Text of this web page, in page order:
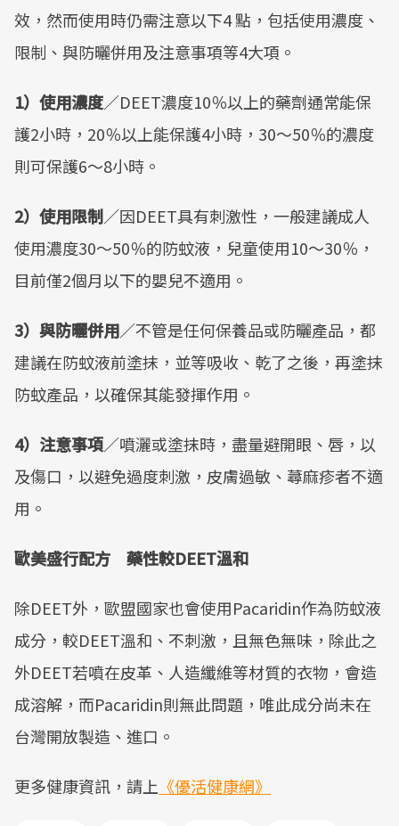
效，然而使用時仍需注意以下4 點，包括使用濃度、
限制、與防曬併用及注意事項等4大項。
1）使用濃度／DEET濃度10％以上的藥劑通常能保
護2小時，20％以上能保護4小時，30～50％的濃度
則可保護6～8小時。
2）使用限制／因DEET具有刺激性，一般建議成人
使用濃度30～50％的防蚊液，兒童使用10～30％，
目前僅2個月以下的嬰兒不適用。
3）與防曬併用／不管是任何保養品或防曬產品，都
建議在防蚊液前塗抹，並等吸收、乾了之後，再塗抹
防蚊產品，以確保其能發揮作用。
4）注意事項／噴灑或塗抹時，盡量避開眼、唇，以
及傷口，以避免過度刺激，皮膚過敏、蕁麻疹者不適
用。
歐美盛行配方 藥性較DEET溫和
除DEET外，歐盟國家也會使用Pacaridin作為防蚊液
成分，較DEET溫和、不刺激，且無色無味，除此之
外DEET若噴在皮革、人造纖維等材質的衣物，會造
成溶解，而Pacaridin則無此問題，唯此成分尚未在
台灣開放製造、進口。
更多健康資訊，請上 《優活健康網》